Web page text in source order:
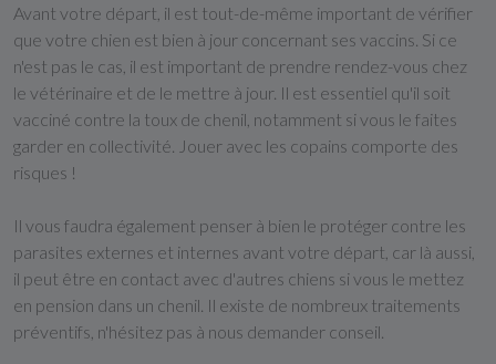
Avant votre départ, il est tout-de-même important de vérifier
que votre chien est bien à jour concernant ses vaccins. Si ce
n'est pas le cas, il est important de prendre rendez-vous chez
le vétérinaire et de le mettre à jour. Il est essentiel qu'il soit
vacciné contre la toux de chenil, notamment si vous le faites
garder en collectivité. Jouer avec les copains comporte des
risques !
Il vous faudra également penser à bien le protéger contre les
parasites externes et internes avant votre départ, car là aussi,
il peut être en contact avec d'autres chiens si vous le mettez
en pension dans un chenil. Il existe de nombreux traitements
préventifs, n'hésitez pas à nous demander conseil.